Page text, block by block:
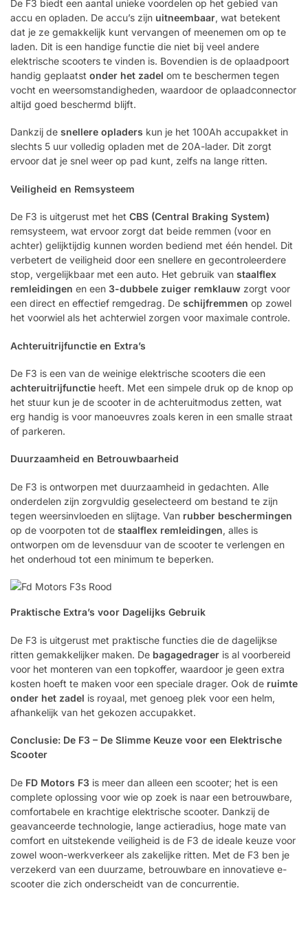
De F3 biedt een aantal unieke voordelen op het gebied van
accu en opladen. De accu’s zijn uitneembaar, wat betekent
dat je ze gemakkelijk kunt vervangen of meenemen om op te
laden. Dit is een handige functie die niet bij veel andere
elektrische scooters te vinden is. Bovendien is de oplaadpoort
handig geplaatst onder het zadel om te beschermen tegen
vocht en weersomstandigheden, waardoor de oplaadconnector
altijd goed beschermd blijft.
Dankzij de snellere opladers kun je het 100Ah accupakket in
slechts 5 uur volledig opladen met de 20A-lader. Dit zorgt
ervoor dat je snel weer op pad kunt, zelfs na lange ritten.
Veiligheid en Remsysteem
De F3 is uitgerust met het CBS (Central Braking System)
remsysteem, wat ervoor zorgt dat beide remmen (voor en
achter) gelijktijdig kunnen worden bediend met één hendel. Dit
verbetert de veiligheid door een snellere en gecontroleerdere
stop, vergelijkbaar met een auto. Het gebruik van staalflex
remleidingen en een 3-dubbele zuiger remklauw zorgt voor
een direct en effectief remgedrag. De schijfremmen op zowel
het voorwiel als het achterwiel zorgen voor maximale controle.
Achteruitrijfunctie en Extra’s
De F3 is een van de weinige elektrische scooters die een
achteruitrijfunctie heeft. Met een simpele druk op de knop op
het stuur kun je de scooter in de achteruitmodus zetten, wat
erg handig is voor manoeuvres zoals keren in een smalle straat
of parkeren.
Duurzaamheid en Betrouwbaarheid
De F3 is ontworpen met duurzaamheid in gedachten. Alle
onderdelen zijn zorgvuldig geselecteerd om bestand te zijn
tegen weersinvloeden en slijtage. Van rubber beschermingen
op de voorpoten tot de staalflex remleidingen, alles is
ontworpen om de levensduur van de scooter te verlengen en
het onderhoud tot een minimum te beperken.
Praktische Extra’s voor Dagelijks Gebruik
De F3 is uitgerust met praktische functies die de dagelijkse
ritten gemakkelijker maken. De bagagedrager is al voorbereid
voor het monteren van een topkoffer, waardoor je geen extra
kosten hoeft te maken voor een speciale drager. Ook de ruimte
onder het zadel is royaal, met genoeg plek voor een helm,
afhankelijk van het gekozen accupakket.
Conclusie: De F3 – De Slimme Keuze voor een Elektrische
Scooter
De FD Motors F3 is meer dan alleen een scooter; het is een
complete oplossing voor wie op zoek is naar een betrouwbare,
comfortabele en krachtige elektrische scooter. Dankzij de
geavanceerde technologie, lange actieradius, hoge mate van
comfort en uitstekende veiligheid is de F3 de ideale keuze voor
zowel woon-werkverkeer als zakelijke ritten. Met de F3 ben je
verzekerd van een duurzame, betrouwbare en innovatieve e-
scooter die zich onderscheidt van de concurrentie.